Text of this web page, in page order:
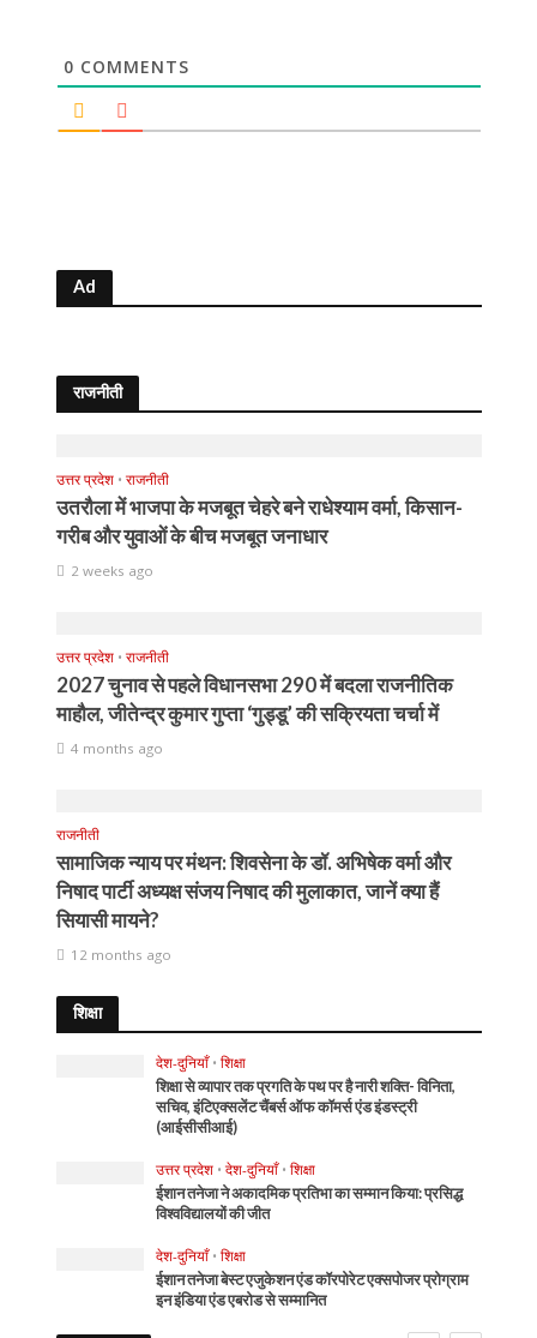
0 COMMENTS
Ad
राजनीती
उत्तर प्रदेश • राजनीती
उतरौला में भाजपा के मजबूत चेहरे बने राधेश्याम वर्मा, किसान-
गरीब और युवाओं के बीच मजबूत जनाधार
2 weeks ago
उत्तर प्रदेश • राजनीती
2027 चुनाव से पहले विधानसभा 290 में बदला राजनीतिक
माहौल, जीतेन्द्र कुमार गुप्ता ‘गुड्डू’ की सक्रियता चर्चा में
4 months ago
राजनीती
सामाजिक न्याय पर मंथन: शिवसेना के डॉ. अभिषेक वर्मा और
निषाद पार्टी अध्यक्ष संजय निषाद की मुलाकात, जानें क्या हैं
सियासी मायने?
12 months ago
शिक्षा
देश-दुनियाँ • शिक्षा
शिक्षा से व्यापार तक प्रगति के पथ पर है नारी शक्ति- विनिता,
सचिव, इंटिएक्सलेंट चैंबर्स ऑफ कॉमर्स एंड इंडस्ट्री
(आईसीसीआई)
उत्तर प्रदेश • देश-दुनियाँ • शिक्षा
ईशान तनेजा ने अकादमिक प्रतिभा का सम्मान किया: प्रसिद्ध
विश्वविद्यालयों की जीत
देश-दुनियाँ • शिक्षा
ईशान तनेजा बेस्ट एजुकेशन एंड कॉरपोरेट एक्सपोजर प्रोग्राम
इन इंडिया एंड एबरोड से सम्मानित